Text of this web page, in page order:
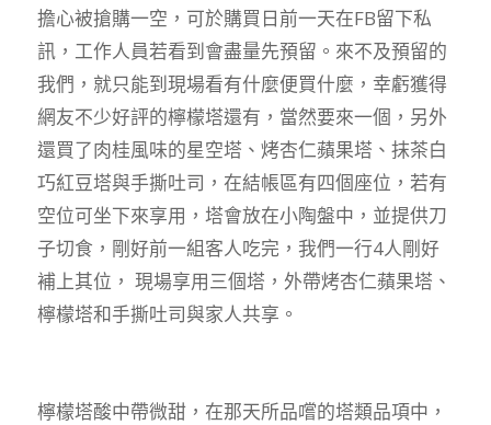
擔心被搶購一空，可於購買日前一天在FB留下私
訊，工作人員若看到會盡量先預留。來不及預留的
我們，就只能到現場看有什麼便買什麼，幸虧獲得
網友不少好評的檸檬塔還有，當然要來一個，另外
還買了肉桂風味的星空塔、烤杏仁蘋果塔、抹茶白
巧紅豆塔與手撕吐司，在結帳區有四個座位，若有
空位可坐下來享用，塔會放在小陶盤中，並提供刀
子切食，剛好前一組客人吃完，我們一行4人剛好
補上其位， 現場享用三個塔，外帶烤杏仁蘋果塔、
檸檬塔和手撕吐司與家人共享。
檸檬塔酸中帶微甜，在那天所品嚐的塔類品項中，